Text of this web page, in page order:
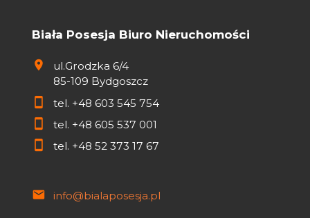
Biała Posesja Biuro Nieruchomości
ul.Grodzka 6/4
85-109 Bydgoszcz
tel. +48 603 545 754
tel. +48 605 537 001
tel. +48 52 373 17 67
info@bialaposesja.pl